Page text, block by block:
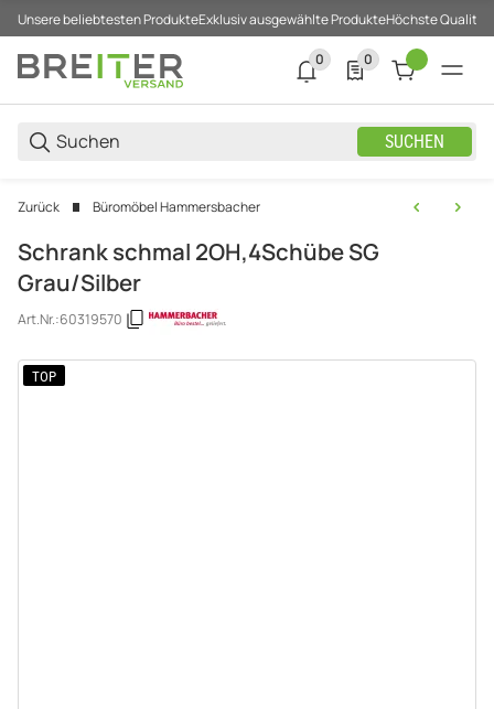
Unsere beliebtesten ProdukteExklusiv ausgewählte ProdukteHöchste Qualität
SUCHEN
0
0 neue Notifizierungen
0
0 Produkte in der
Zurück Büromöbel Hammersbacher
Schrank schmal 2OH,4Schübe SG
Grau/Silber
Art.Nr.:60319570
TOP